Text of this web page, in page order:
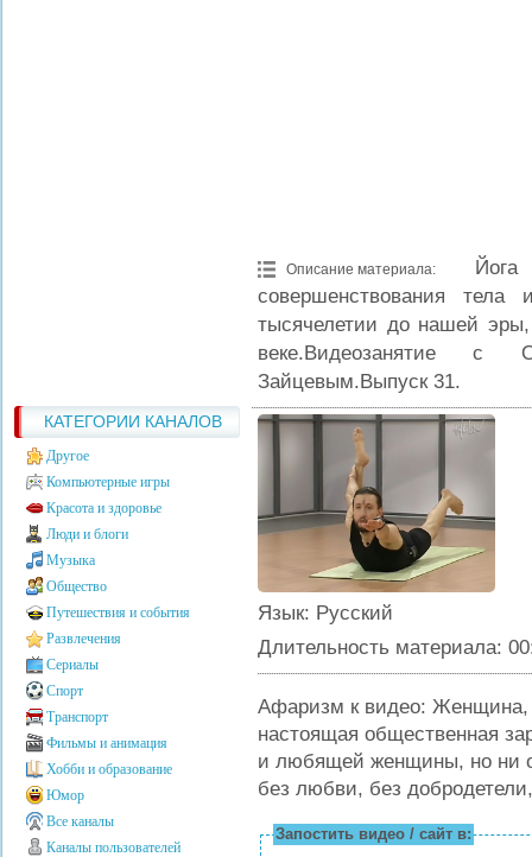
КАТЕГОРИИ КАНАЛОВ
Другое
Компьютерные игры
Красота и здоровье
Люди и блоги
Музыка
Общество
Путешествия и события
Развлечения
Сериалы
Спорт
Транспорт
Фильмы и анимация
Хобби и образование
Юмор
Все каналы
Каналы пользователей
Описание материала:
совершенствования
тысячелетии до нашей
веке.Видеозанятие
Зайцевым.Выпуск 31.
Язык: Русский
Длительность материала:
Афаризм к видео: Женщина,
настоящая общественная
и любящей женщины, но ни
без любви, без
Запостить видео / сайт в: